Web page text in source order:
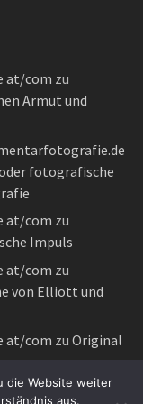
at/com zu
Armut und
fotografische
at/com zu
Impuls
at/com zu
von Elliott und
at/com zu Original
die Website weiter
aus.